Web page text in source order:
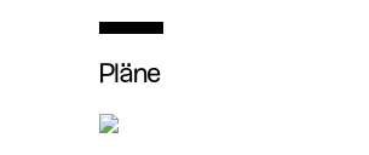
Pläne